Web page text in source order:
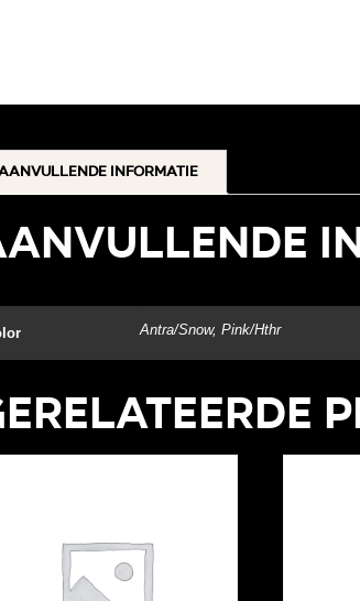
informatie
Antra/Snow, Pink/Hthr